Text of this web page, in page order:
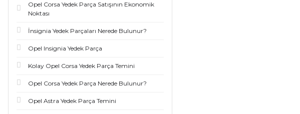
Opel Corsa Yedek Parça Satışının Ekonomik
Noktası
İnsignia Yedek Parçaları Nerede Bulunur?
Opel Insignia Yedek Parça
Kolay Opel Corsa Yedek Parça Temini
Opel Corsa Yedek Parça Nerede Bulunur?
Opel Astra Yedek Parça Temini